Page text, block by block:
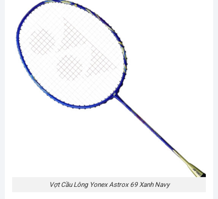
Vợt Cầu Lông Yonex Astrox 69 Xanh Navy